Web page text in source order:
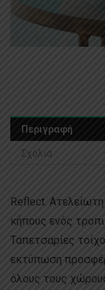
Περιγραφή
Σχόλια
Reflect.
κήπους ενός
Ταπετσαρίες
εκτύπωση
όλους τους